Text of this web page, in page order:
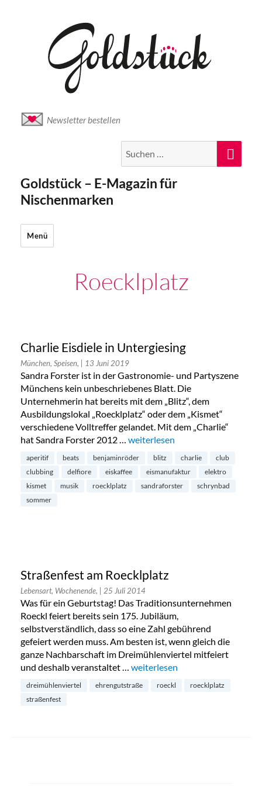
Newsletter bestellen
nach:
Goldstück – E-Magazin für
Nischenmarken
Menü
Roecklplatz
Charlie Eisdiele in Untergiesing
München, Speisen, | 13 Juni 2019
Sandra Forster ist in der Gastronomie- und Partyszene
Münchens kein unbeschriebenes Blatt. Die
Unternehmerin hat bereits mit dem „Blitz“, dem
Ausbildungslokal „Roecklplatz“ oder dem „Kismet“
verschiedene Volltreffer gelandet. Mit dem „Charlie“
hat Sandra Forster 2012 … „Charlie Eisdiele in Untergiesing“
weiterlesen
aperitif beats benjaminröder blitz charlie
club
clubbing
delfiore eiskaffee eismanufaktur
elektro
kismet
musik roecklplatz sandraforster
schrynbad
sommer
Straßenfest am Roecklplatz
Lebensart, Wochenende, | 25 Juli 2014
Was für ein Geburtstag! Das Traditionsunternehmen
Roeckl feiert bereits sein 175. Jubiläum,
selbstverständlich, dass so eine Zahl gebührend
gefeiert werden muss. Am besten ist, wenn gleich die
ganze Nachbarschaft im Dreimühlenviertel mitfeiert
und deshalb veranstaltet … „Straßenfest am Roecklplatz“
weiterlesen
dreimühlenviertel ehrengutstraße roeckl
roecklplatz
straßenfest